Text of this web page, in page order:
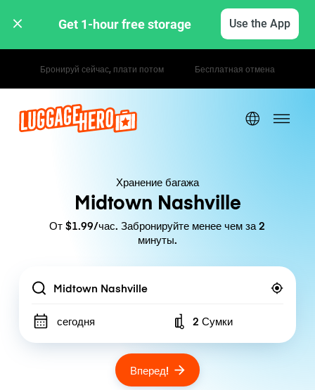
Get 1-hour free storage Use the App
Почасовые / дневные тарифы
Хранение багажа
Midtown Nashville
От $1.99/час. Забронируйте менее чем за 2
минуты.
Location
сегодня Number of bags
2 Сумки
Вперед!